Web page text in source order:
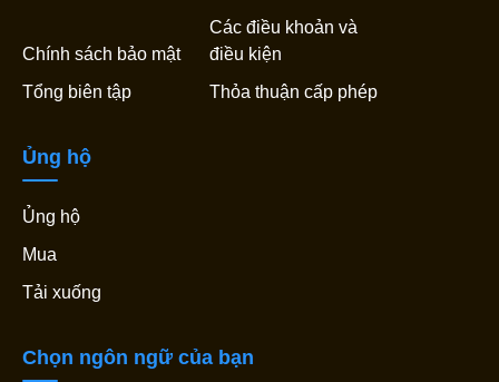
Chính sách bảo mật
Các điều khoản và
điều kiện
Tổng biên tập
Thỏa thuận cấp phép
Ủng hộ
Ủng hộ
Mua
Tải xuống
Chọn ngôn ngữ của bạn